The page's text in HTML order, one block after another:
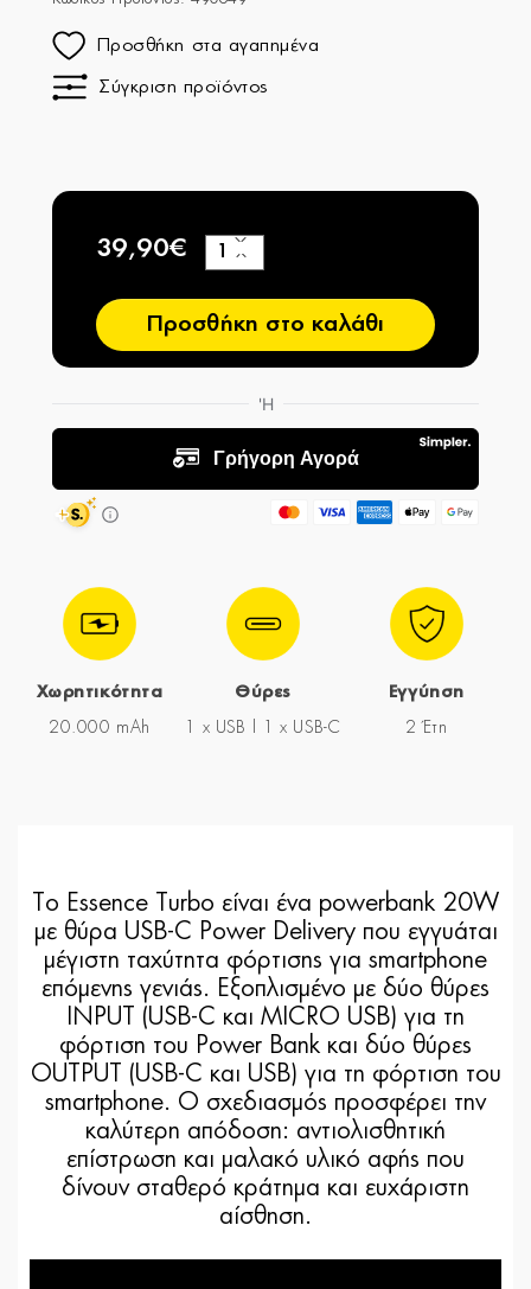
Προσθήκη στα αγαπημένα
Σύγκριση προϊόντος
39,90€
−
+
Προσθήκη στο καλάθι
Χωρητικότητα
20.000 mAh
Θύρες
1 x USB | 1 x USB-C
Εγγύηση
2 Έτη
To Essence Turbo είναι ένα powerbank 20W
με θύρα USB-C Power Delivery που εγγυάται
μέγιστη ταχύτητα φόρτισης για smartphone
επόμενης γενιάς. Εξοπλισμένο με δύο θύρες
INPUT (USB-C και MICRO USB) για τη
φόρτιση του Power Bank και δύο θύρες
OUTPUT (USB-C και USB) για τη φόρτιση του
smartphone. Ο σχεδιασμός προσφέρει την
καλύτερη απόδοση: αντιολισθητική
επίστρωση και μαλακό υλικό αφής που
δίνουν σταθερό κράτημα και ευχάριστη
αίσθηση.